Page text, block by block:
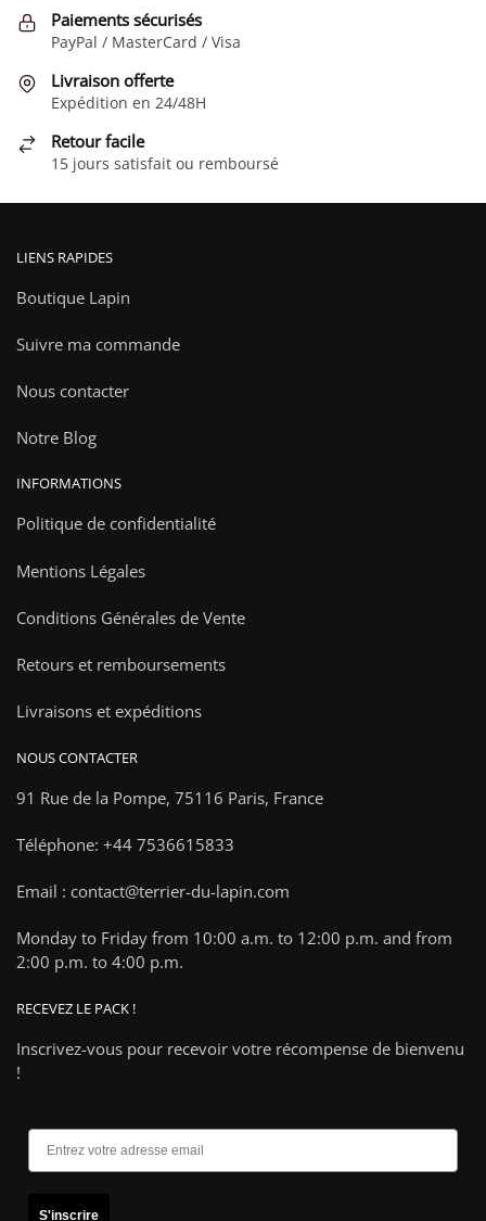
être
choisies
la
du
produit
Paiements sécurisés
PayPal / MasterCard / Visa
Livraison offerte
Expédition en 24/48H
Retour facile
15 jours satisfait ou remboursé
LIENS RAPIDES
Boutique Lapin
Suivre ma commande
Nous contacter
Notre Blog
INFORMATIONS
Politique de confidentialité
Mentions Légales
Conditions Générales de Vente
Retours et remboursements
Livraisons et expéditions
NOUS CONTACTER
91 Rue de la Pompe, 75116 Paris, France
Téléphone: +44 7536615833
Email : contact@terrier-du-lapin.com
Monday to Friday from 10:00 a.m. to 12:00 p.m. and from
2:00 p.m. to 4:00 p.m.
RECEVEZ LE PACK !
Inscrivez-vous pour recevoir votre récompense de bienvenu
!
S'inscrire